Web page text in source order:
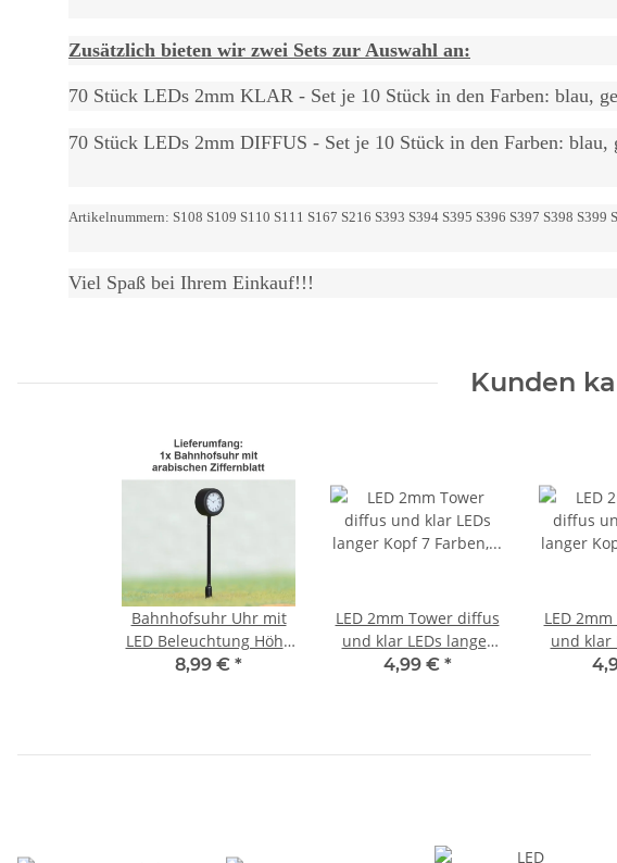
Zusätzlich bieten wir zwei Sets zur Auswahl an:
70 Stück LEDs 2mm KLAR - Set je 10 Stück in den Farben: blau,
70 Stück LEDs 2mm DIFFUS - Set je 10 Stück in den Farben:
Artikelnummern: S108 S109 S110 S111 S167 S216 S393 S394 S395 S396 S397 S398 S399
Viel Spaß bei Ihrem Einkauf!!!
Kunden
Bahnhofsuhr Uhr mit
LED Beleuchtung Höhe
4cm H0 TT beleuchtet
8,99 € *
LED 2mm Tower diffus
und klar LEDs langer
Kopf 7 Farben, Menge
4,99 € *
LED
und klar
Kopf 7